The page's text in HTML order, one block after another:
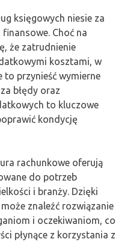
księgowych niesie za
Choć na
że zatrudnienie
kosztami, w
to przynieść wymierne
błędy oraz
to kluczowe
kondycję
rachunkowe oferują
do potrzeb
i branży. Dzięki
znaleźć rozwiązanie
i oczekiwaniom, co
płynące z korzystania z